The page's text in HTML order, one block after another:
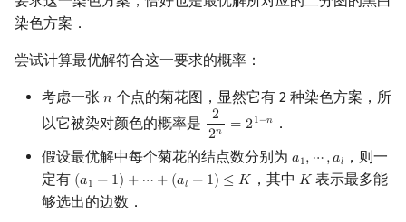
染色方案．
尝试计算最优解符合这一要求的概率：
考虑一张 𝑛
n 个点的菊花图，显然它有 2 种染色方案，所
以它被染对颜色的概率是
2
2𝑛 = 21−𝑛
22n =2 1−n
．
假设最优解中每个菊花的结点数分别为 𝑎1, ⋯,𝑎𝑙
a1, ⋯ al
，则一
定有 (𝑎1 − 1) + ⋯ + (𝑎𝑙 − 1) ≤ 𝐾
(a1 −1) +⋯+ al −1 )≤K ，其中 𝐾
K 表示最多能
够选出的边数．